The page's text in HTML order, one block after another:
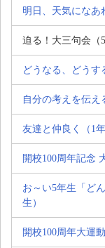
明日、天気になあ
迫る！大三句会（5
どうなる、どうす
自分の考えを伝え
友達と仲良く（1年
開校100周年記念
お～い5年生「ど
生）
開校100周年大運